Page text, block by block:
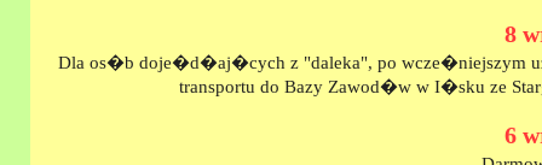
8
Dla os�b doje�d�aj�cych z "daleka", po wcze�niejszym
transportu do Bazy Zawod�w w I�sku ze
6